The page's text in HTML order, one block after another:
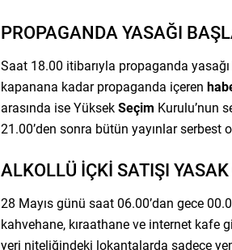
PROPAGANDA YASAĞI
Saat 18.00 itibarıyla propaganda
kapanana kadar propaganda içeren
arasında ise YüksekSeçim Kurulu’nun
21.00’den sonra bütün yayınlar
ALKOLLÜ İÇKİ SATIŞI
28 Mayıs günü saat 06.00’dan gece
kahvehane, kıraathane ve internet kafe
yeri niteliğindeki lokantalarda sadece